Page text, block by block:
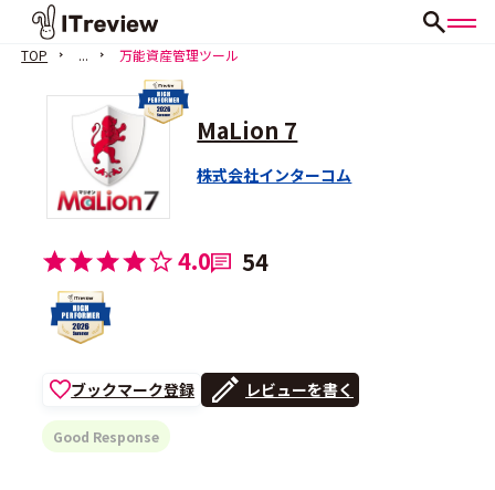
TOP ... 万能資産管理ツール
MaLion 7
株式会社インターコム
4.0 54
ブックマーク登録 レビューを書く
Good Response